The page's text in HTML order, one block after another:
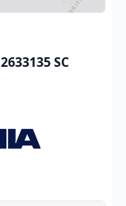
2633135 SC